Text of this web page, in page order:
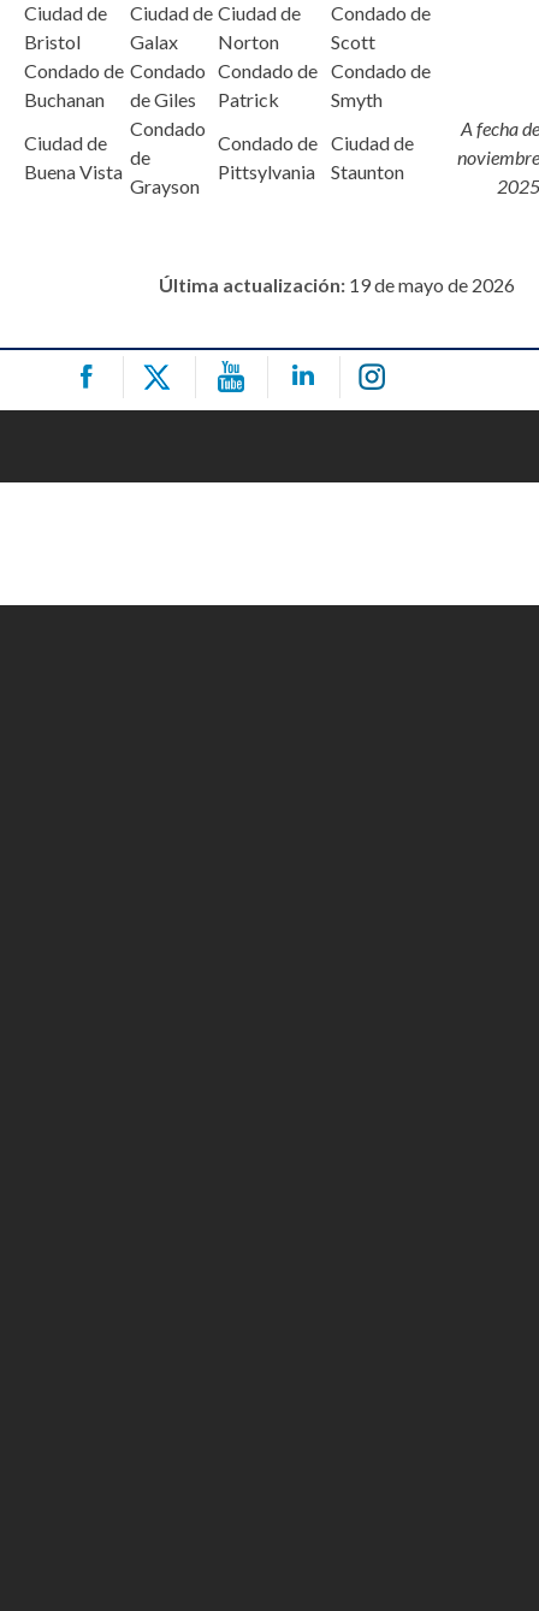
Ciudad de
Bristol
Ciudad de
Galax
Ciudad de
Norton
Condado de
Scott
Condado de
Buchanan
Condado
de Giles
Condado de
Patrick
Condado de
Smyth
Ciudad de
Buena Vista
Condado
de
Grayson
Condado de
Pittsylvania
Ciudad de
Staunton
A fecha de
noviembre
2025
Última actualización: 19 de mayo de 2026